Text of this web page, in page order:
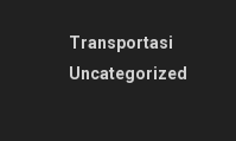
Transportasi
Uncategorized